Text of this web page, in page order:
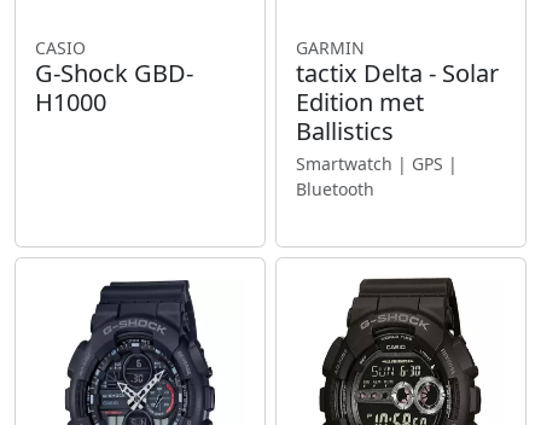
CASIO
G-Shock GBD-
H1000
GARMIN
tactix Delta - Solar
Edition met
Ballistics
Smartwatch | GPS |
Bluetooth